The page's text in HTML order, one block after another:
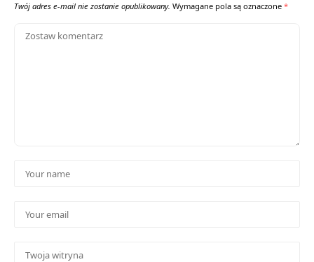
Twój adres e-mail nie zostanie opublikowany. Wymagane pola są oznaczone *